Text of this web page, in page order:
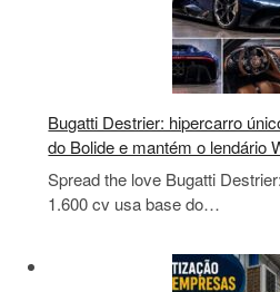
Bugatti Destrier: hipercarro
do Bolide e mantém o lendário
Spread the love Bugatti
1.600 cv usa base do…